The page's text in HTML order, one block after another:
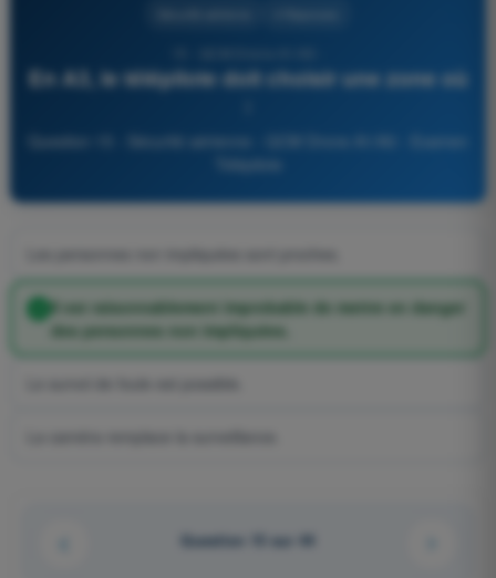
En A3, le télépilote doit choisir une zone où
Il est raisonnablement improbable de mettre en danger
des personnes non impliquées.
Question 15 sur 44